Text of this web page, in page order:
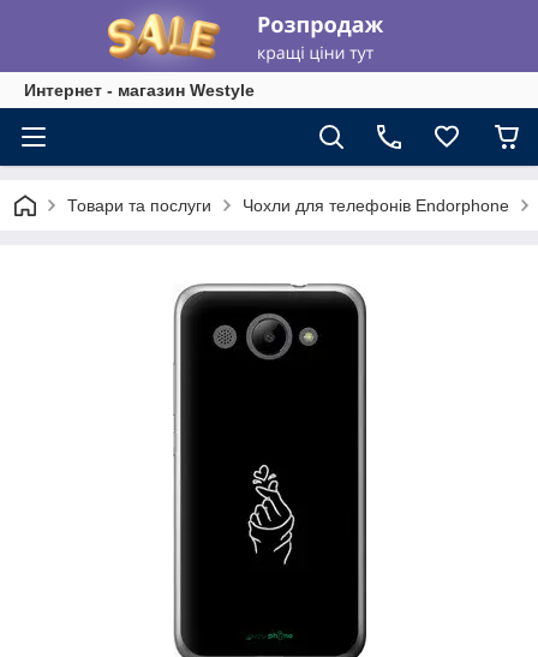
Интернет - магазин Westyle
Товари та послуги Чохли для телефонів Endorphone